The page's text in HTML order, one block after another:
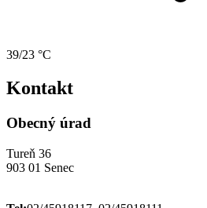
39/23 °C
Kontakt
Obecný úrad
Tureň 36
903 01 Senec